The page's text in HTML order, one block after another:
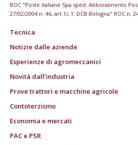
ROC "Poste italiane Spa sped. Abbonamento
27/02/2004 n. 46, art.1c.1: DCB Bologna" ROC n.
Tecnica
Notizie dalle aziende
Esperienze di agromeccanici
Novità dall’industria
Prove trattori e macchine agricole
Contoterzismo
Economia e mercati
PAC e PSR